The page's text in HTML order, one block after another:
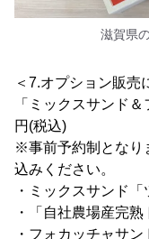
滋賀県
＜7.オプション販売
「ミックスサンド
円(税込)
※事前予約制となり
込みください。
・ミックスサンド「
・「自社農場産完熟
・フォカッチャサン